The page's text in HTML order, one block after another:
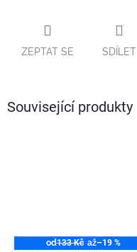
ZEPTAT SE SDÍLET
Související produkty
od133 Kč až–19 %